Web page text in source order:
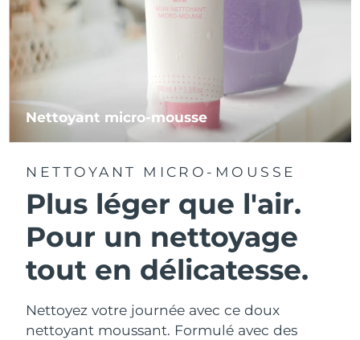
Nettoyant micro-mousse
NETTOYANT MICRO-MOUSSE
Plus léger que l'air.
Pour un nettoyage
tout en délicatesse.
Nettoyez votre journée avec ce doux
nettoyant moussant. Formulé avec des